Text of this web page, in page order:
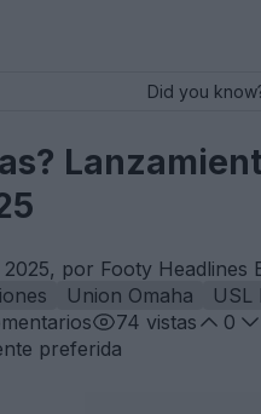
Did you
por Footy Headlines
Union Omaha
USL
74 vistas 0
preferida